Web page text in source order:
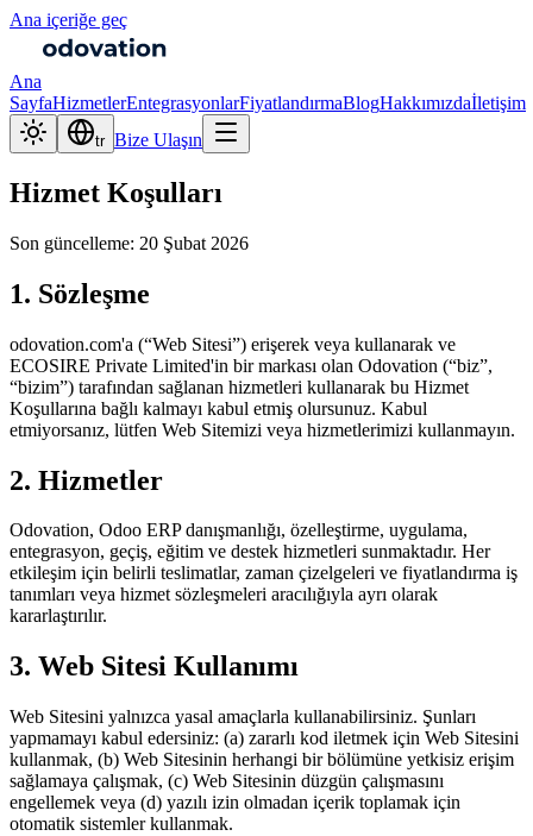
Ana içeriğe geç
Ana
SayfaHizmetlerEntegrasyonlarFiyatlandırmaBlogHakkımızdaİletişim
tr Bize Ulaşın
Hizmet Koşulları
Son güncelleme: 20 Şubat 2026
1. Sözleşme
odovation.com'a (“Web Sitesi”) erişerek veya kullanarak ve
ECOSIRE Private Limited'in bir markası olan Odovation (“biz”,
“bizim”) tarafından sağlanan hizmetleri kullanarak bu Hizmet
Koşullarına bağlı kalmayı kabul etmiş olursunuz. Kabul
etmiyorsanız, lütfen Web Sitemizi veya hizmetlerimizi kullanmayın.
2. Hizmetler
Odovation, Odoo ERP danışmanlığı, özelleştirme, uygulama,
entegrasyon, geçiş, eğitim ve destek hizmetleri sunmaktadır. Her
etkileşim için belirli teslimatlar, zaman çizelgeleri ve fiyatlandırma iş
tanımları veya hizmet sözleşmeleri aracılığıyla ayrı olarak
kararlaştırılır.
3. Web Sitesi Kullanımı
Web Sitesini yalnızca yasal amaçlarla kullanabilirsiniz. Şunları
yapmamayı kabul edersiniz: (a) zararlı kod iletmek için Web Sitesini
kullanmak, (b) Web Sitesinin herhangi bir bölümüne yetkisiz erişim
sağlamaya çalışmak, (c) Web Sitesinin düzgün çalışmasını
engellemek veya (d) yazılı izin olmadan içerik toplamak için
otomatik sistemler kullanmak.